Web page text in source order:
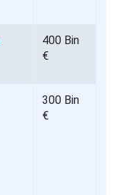
400 Bin
€
300 Bin
€